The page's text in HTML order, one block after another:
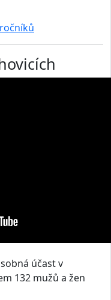
účast v
132 mužů a žen